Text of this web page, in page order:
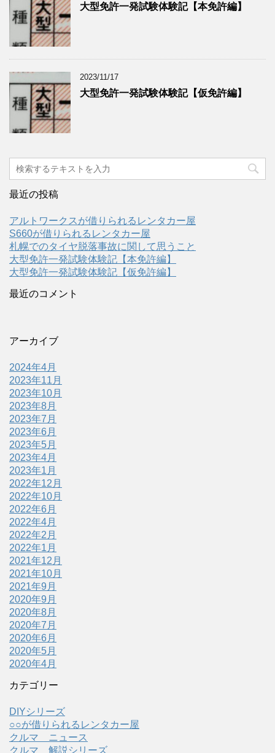
大型免許一発試験体験記【本免許編】
2023/11/17
大型免許一発試験体験記【仮免許編】
最近の投稿
アルトワークスが借りられるレンタカー屋
S660が借りられるレンタカー屋
札幌でのタイヤ脱落事故に関して思うこと
大型免許一発試験体験記【本免許編】
大型免許一発試験体験記【仮免許編】
最近のコメント
アーカイブ
2024年4月
2023年11月
2023年10月
2023年8月
2023年7月
2023年6月
2023年5月
2023年4月
2023年1月
2022年12月
2022年10月
2022年6月
2022年4月
2022年2月
2022年1月
2021年12月
2021年10月
2021年9月
2020年9月
2020年8月
2020年7月
2020年6月
2020年5月
2020年4月
カテゴリー
DIYシリーズ
○○が借りられるレンタカー屋
クルマ ニュース
クルマ 解説シリーズ